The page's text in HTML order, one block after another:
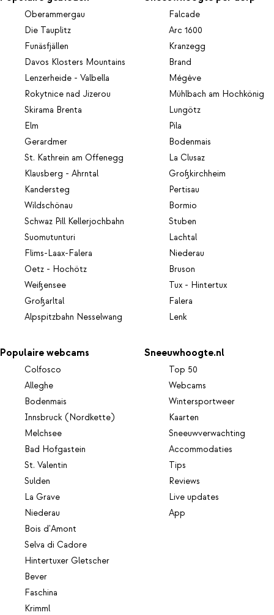
Oberammergau
Die Tauplitz
Funäsfjällen
Davos Klosters Mountains
Lenzerheide - Valbella
Rokytnice nad Jizerou
Skirama Brenta
Elm
Gerardmer
St. Kathrein am Offenegg
Klausberg - Ahrntal
Kandersteg
Wildschönau
Schwaz Pill Kellerjochbahn
Suomutunturi
Flims-Laax-Falera
Oetz - Hochötz
Weißensee
Großarltal
Alpspitzbahn Nesselwang
Falcade
Arc 1600
Kranzegg
Brand
Mégève
Mühlbach am Hochkönig
Lungötz
Pila
Bodenmais
La Clusaz
Großkirchheim
Pertisau
Bormio
Stuben
Lachtal
Niederau
Bruson
Tux - Hintertux
Falera
Lenk
Populaire webcams
Colfosco
Alleghe
Bodenmais
Innsbruck (Nordkette)
Melchsee
Bad Hofgastein
St. Valentin
Sulden
La Grave
Niederau
Bois d'Amont
Selva di Cadore
Hintertuxer Gletscher
Bever
Faschina
Krimml
Sneeuwhoogte.nl
Top 50
Webcams
Wintersportweer
Kaarten
Sneeuwverwachting
Accommodaties
Tips
Reviews
Live updates
App